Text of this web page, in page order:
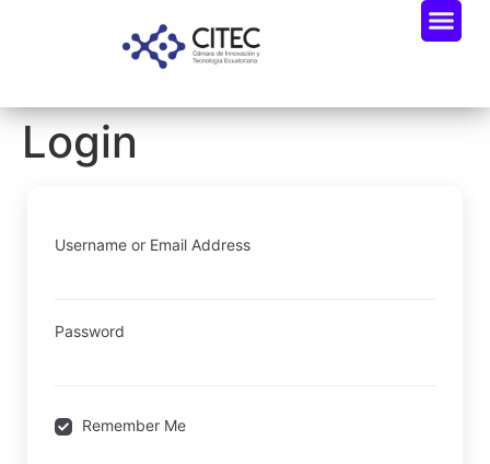
Login
Username or Email Address
Password
Remember Me